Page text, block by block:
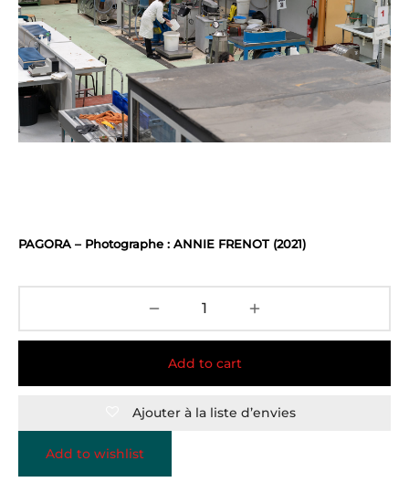
PAGORA – Photographe : ANNIE FRENOT (2021)
Add to cart
Ajouter à la liste d’envies
Add to wishlist